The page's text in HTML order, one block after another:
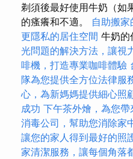
剃須後最好使用牛奶（如
的瘙癢和不適。 自助搬
更隱私的居住空間 牛奶的
光問題的解決方法，讓視
啡機，打造專業咖啡體驗
隊為您提供全方位法律服
心，為新媽媽提供細心照
成功 下午茶外燴，為您
消毒公司，幫助您消除家
讓您的家人得到最好的照
家清潔服務，讓每個角落